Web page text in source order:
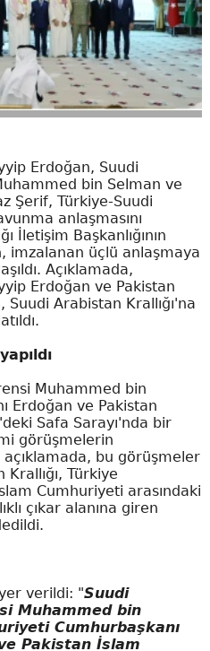
Erdoğan, Suudi
bin Selman ve
Şerif, Türkiye-Suudi
anlaşmasını
İletişim Başkanlığının
imzalanan üçlü anlaşmaya
Açıklamada,
Erdoğan ve Pakistan
Suudi Arabistan Krallığı'na
Muhammed bin
Erdoğan ve Pakistan
Safa Sarayı'nda bir
görüşmelerin
bu görüşmeler
Türkiye
Cumhuriyeti arasındaki
çıkar alanına giren
verildi: "Suudi
Muhammed bin
Cumhurbaşkanı
Pakistan İslam